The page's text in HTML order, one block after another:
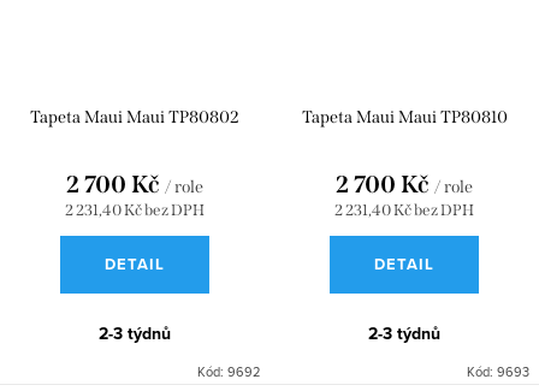
Tapeta Maui Maui TP80802
2 231,40 Kč bez DPH
2 700 Kč / role
DETAIL
2-3 týdnů
Kód: 9692
Tapeta Maui Maui TP80810
2 231,40 Kč bez DPH
2 700 Kč / role
DETAIL
2-3 týdnů
Kód: 9693